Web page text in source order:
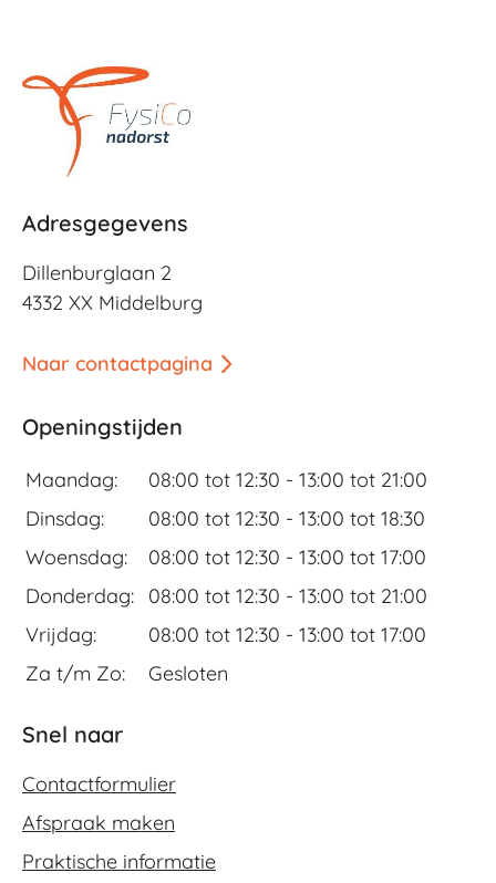
Adresgegevens
Dillenburglaan 2
4332 XX Middelburg
Naar contactpagina
Openingstijden
Maandag: 08:00 tot 12:30 - 13:00 tot 21:00
Dinsdag:
08:00 tot 12:30 - 13:00 tot 18:30
Woensdag:
08:00 tot 12:30 - 13:00 tot 17:00
Donderdag:
08:00 tot 12:30 - 13:00 tot 21:00
Vrijdag:
08:00 tot 12:30 - 13:00 tot 17:00
Za t/m Zo:
Gesloten
Snel naar
Contactformulier
Afspraak maken
Praktische informatie